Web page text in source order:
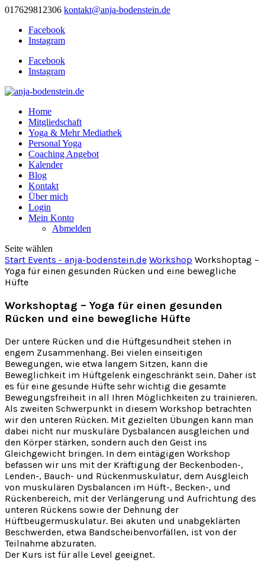
017629812306 kontakt@anja-bodenstein.de
Facebook
Instagram
Facebook
Instagram
Home
Mitgliedschaft
Yoga & Mehr Mediathek
Personal Yoga
Coaching Angebot
Kalender
Blog
Kontakt
Über mich
Login
Mein Konto
Abmelden
Seite wählen
Start Events - anja-bodenstein.de Workshop Workshoptag –
Yoga für einen gesunden Rücken und eine bewegliche
Hüfte
Workshoptag – Yoga für einen gesunden
Rücken und eine bewegliche Hüfte
Der untere Rücken und die Hüftgesundheit stehen in
engem Zusammenhang. Bei vielen einseitigen
Bewegungen, wie etwa langem Sitzen, kann die
Beweglichkeit im Hüftgelenk eingeschränkt sein. Daher ist
es für eine gesunde Hüfte sehr wichtig die gesamte
Bewegungsfreiheit in all Ihren Möglichkeiten zu trainieren.
Als zweiten Schwerpunkt in diesem Workshop betrachten
wir den unteren Rücken. Mit gezielten Übungen kann man
dabei nicht nur muskuläre Dysbalancen ausgleichen und
den Körper stärken, sondern auch den Geist ins
Gleichgewicht bringen. In dem eintägigen Workshop
befassen wir uns mit der Kräftigung der Beckenboden-,
Lenden-, Bauch- und Rückenmuskulatur, dem Ausgleich
von muskulären Dysbalancen im Hüft-, Becken-, und
Rückenbereich, mit der Verlängerung und Aufrichtung des
unteren Rückens sowie der Dehnung der
Hüftbeugermuskulatur. Bei akuten und unabgeklärten
Beschwerden, etwa Bandscheibenvorfällen, ist von der
Teilnahme abzuraten.
Der Kurs ist für alle Level geeignet.